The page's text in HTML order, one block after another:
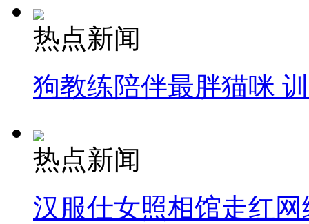
热点新闻
狗教练陪伴最胖猫咪
热点新闻
汉服仕女照相馆走红网